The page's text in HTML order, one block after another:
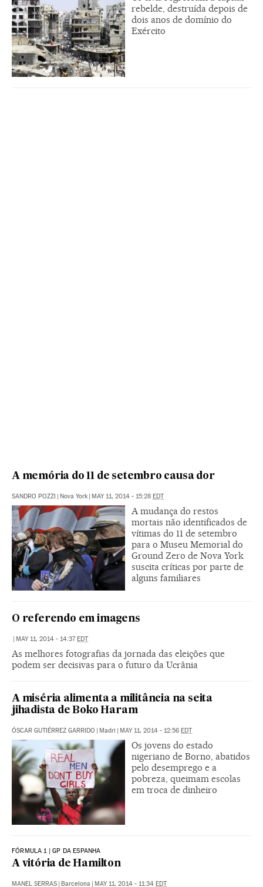
rebelde, destruída depois de
dois anos de domínio do
Exército
A memória do 11 de setembro causa dor
SANDRO POZZI | Nova York | MAY 11, 2014 - 15:28 EDT
A mudança do restos
mortais não identificados de
vítimas do 11 de setembro
para o Museu Memorial do
Ground Zero de Nova York
suscita críticas por parte de
alguns familiares
O referendo em imagens
| MAY 11, 2014 - 14:37EDT
As melhores fotografias da jornada das eleições que
podem ser decisivas para o futuro da Ucrânia
A miséria alimenta a militância na seita
jihadista de Boko Haram
ÓSCAR GUTIÉRREZ GARRIDO | Madri | MAY 11, 2014 - 12:56 EDT
Os jovens do estado
nigeriano de Borno, abatidos
pelo desemprego e a
pobreza, queimam escolas
em troca de dinheiro
FÓRMULA 1 | GP DA ESPANHA
A vitória de Hamilton
MANEL SERRAS | Barcelona | MAY 11, 2014 - 11:34 EDT